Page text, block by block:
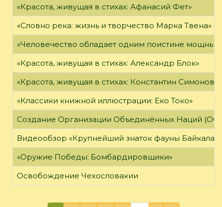
«Красота, живущая в стихах: Афанасий Фет»
«Словно река: жизнь и творчество Марка Твена»
«Человечество обладает одним поистине
«Красота, живущая в стихах: Александр Блок»
«Красота, живущая в стихах: Константин Симонов»
«Классики книжной иллюстрации: Еко Токо»
Создание Организации Объединённых Наций
Видеообзор «Крупнейший знаток фауны Байкала»
«Оружие Победы: Бомбардировщики»
Освобождение Чехословакии